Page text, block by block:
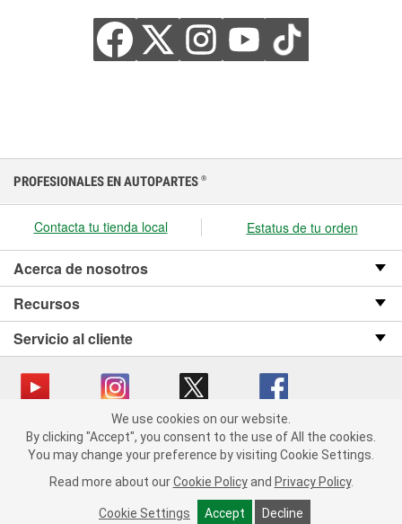
We use cookies on our website. By clicking "Accept", you consent
to the use of All the cookies.
You may change your preference by visiting Cookie Settings.
Read more about our Cookie Policy and Privacy Policy.
Cookie Settings Accept Decline
PROFESIONALES EN AUTOPARTES ®
Contacta tu tienda local Estatus de tu orden
Acerca de nosotros
Recursos
Servicio al cliente
Copyright © 2008-2026 O’Reilly Auto Parts v OST_3.2.0.0.729 (3) cv1361
catalog_main
Política de privacidad
Ley de transparencia en las cadenas de suministro
We use cookies on our website.
By clicking "Accept", you consent to the use of All the cookies.
You may change your preference by visiting Cookie Settings.
Read more about our Cookie Policy and Privacy Policy.
Cookie Settings Accept Decline